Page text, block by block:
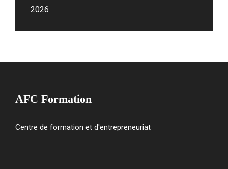
2026
AFC Formation
Centre de formation et d'entrepreneuriat